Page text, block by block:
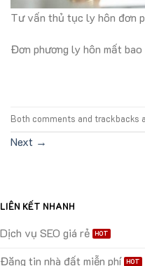
Tư vấn thủ tục ly hôn đơn
Đơn phương ly hôn mất bao
Both comments and trackbacks
Next →
LIÊN KẾT NHANH
Dịch vụ SEO giá rẻ
Đăng tin nhà đất miễn phí